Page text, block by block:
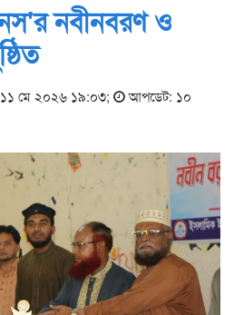
নবীনবরণ ও
১১ মে ২০২৬ ১৯:০৩;
আপডেট: ১০